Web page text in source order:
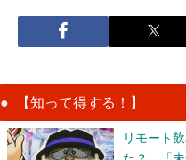
【知って得する！】
リモート